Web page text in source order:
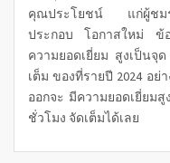
คุณประโยชน์ แก่ผู้ช
ประกอบ โอกาสใหม่ ข้
ความยอดเยี่ยม สูงเป็นจุ
เต็ม ของที่รายปี 2024 อย่
ออกจะ มีความยอดเยี่ยม
ชั่วโมง จัดเต็มได้เลย